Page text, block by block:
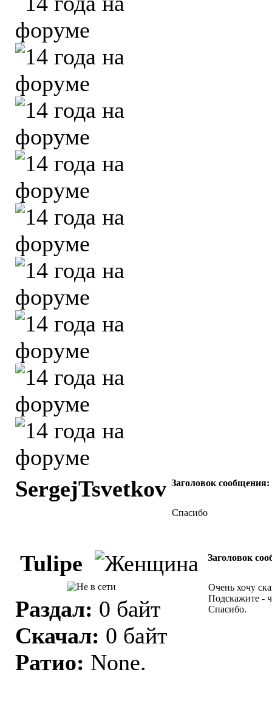
SergejTsvetkov Заголовок сообщения:
Спасибо
Tulipe Заголовок
Раздал: 0 байт
Скачал: 0 байт
Ратио: None.
Очень хочу
Подскажите -
Спасибо.